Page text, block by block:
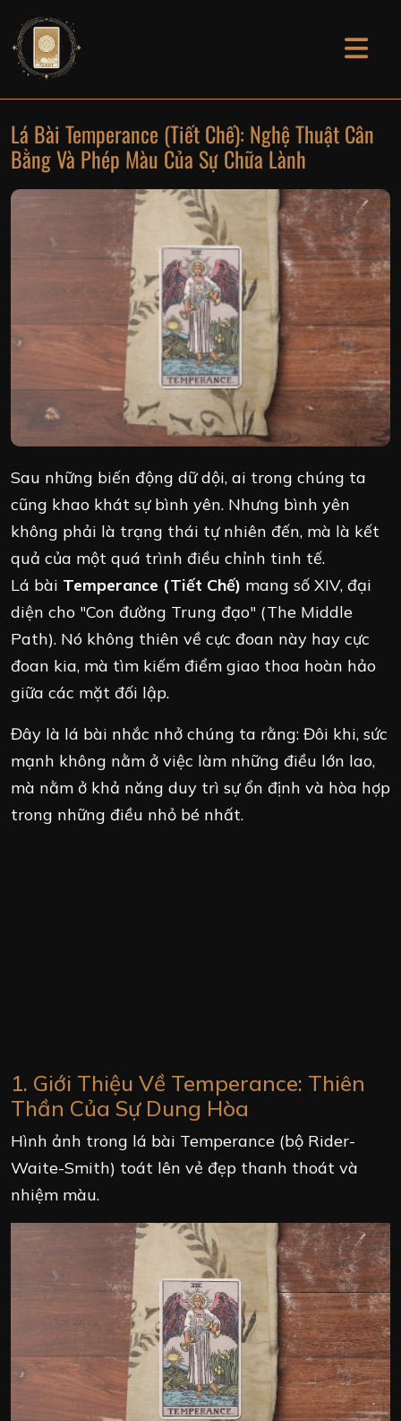
Lá Bài Temperance (Tiết Chế): Nghệ Thuật Cân
Bằng Và Phép Màu Của Sự Chữa Lành
Sau những biến động dữ dội, ai trong chúng ta
cũng khao khát sự bình yên. Nhưng bình yên
không phải là trạng thái tự nhiên đến, mà là kết
quả của một quá trình điều chỉnh tinh tế.
Lá bài Temperance (Tiết Chế) mang số XIV, đại
diện cho "Con đường Trung đạo" (The Middle
Path). Nó không thiên về cực đoan này hay cực
đoan kia, mà tìm kiếm điểm giao thoa hoàn hảo
giữa các mặt đối lập.
Đây là lá bài nhắc nhở chúng ta rằng: Đôi khi, sức
mạnh không nằm ở việc làm những điều lớn lao,
mà nằm ở khả năng duy trì sự ổn định và hòa hợp
trong những điều nhỏ bé nhất.
1. Giới Thiệu Về Temperance: Thiên
Thần Của Sự Dung Hòa
Hình ảnh trong lá bài Temperance (bộ Rider-
Waite-Smith) toát lên vẻ đẹp thanh thoát và
nhiệm màu.